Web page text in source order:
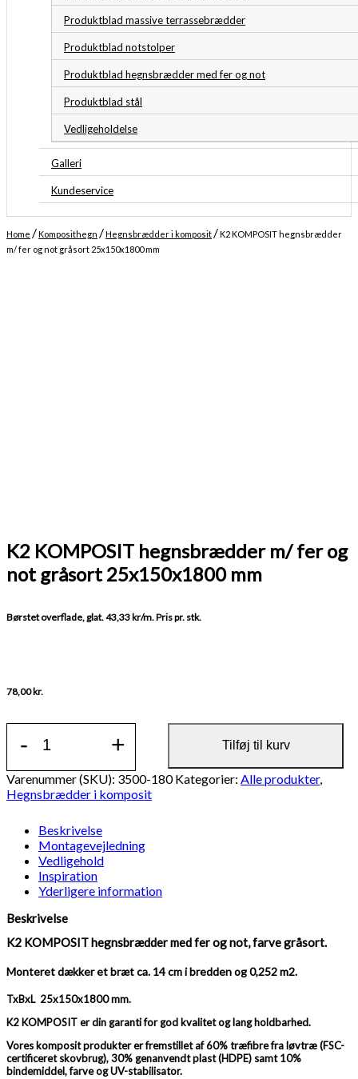
Produktblad massive terrassebrædder
Produktblad notstolper
Produktblad hegnsbrædder med fer og not
Produktblad stål
Vedligeholdelse
Galleri
Kundeservice
Home /Komposithegn /Hegnsbrædder i komposit /K2 KOMPOSIT hegnsbrædder
m/ fer og not gråsort 25x150x1800 mm
K2 KOMPOSIT hegnsbrædder m/ fer og
not gråsort 25x150x1800 mm
78,00kr.
Børstet overflade, glat. 43,33 kr/m. Pris pr. stk.
-
KOMPOSIT
m/
fer
gråsort
25x150x1800
mm
antal
+ Tilføj til kurv
Varenummer (SKU): 3500-180 Kategorier: Alle produkter,
Hegnsbrædder i komposit
Beskrivelse
Montagevejledning
Vedligehold
Inspiration
Yderligere information
Beskrivelse
K2 KOMPOSIT hegnsbrædder med fer og not, farve gråsort.
Monteret dækker et bræt ca. 14 cm i bredden og 0,252 m2.
TxBxL 25x150x1800 mm.
K2 KOMPOSIT er din garanti for god kvalitet og lang holdbarhed.
Vores komposit produkter er fremstillet af 60% træfibre fra løvtræ (FSC-
certificeret skovbrug), 30% genanvendt plast (HDPE) samt 10%
bindemiddel, farve og UV-stabilisator.